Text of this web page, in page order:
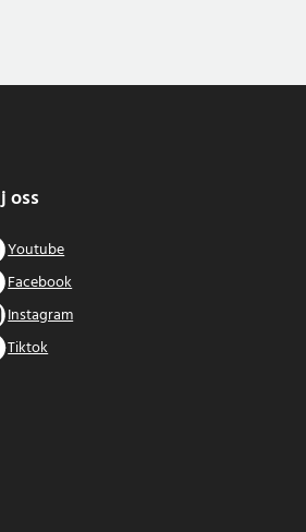
oss
Youtube
Facebook
Instagram
Tiktok